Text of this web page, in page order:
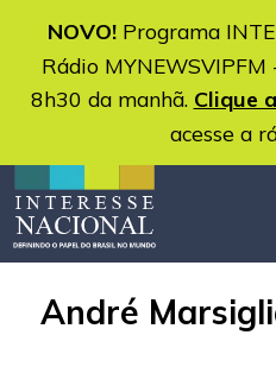
NOVO!Programa
Rádio
8h30 da manhã. Clique
acesse a
André